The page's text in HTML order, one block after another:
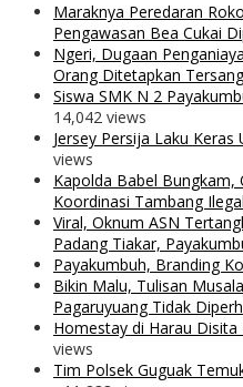
Maraknya Peredaran
Pengawasan Bea Cukai
Ngeri, Dugaan
Orang Ditetapkan
Siswa SMK N 2
14,042 views
Jersey Persija Laku Keras
views
Kapolda Babel Bungkam,
Koordinasi Tambang
Viral, Oknum ASN
Padang Tiakar,
Payakumbuh, Branding
Bikin Malu, Tulisan
Pagaruyuang Tidak
Homestay di Harau Disita
views
Tim Polsek Guguak